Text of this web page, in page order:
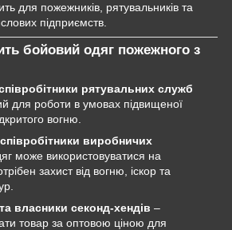
для пожежників, рятувальників та
підприємств.
бойовий одяг пожежного з
рятувальних служб
для роботи в умовах підвищеної
вогню.
виробничих
може використовуватися на
захист від вогню, іскор та
власники секонд-хендів –
товар за оптовою ціною для